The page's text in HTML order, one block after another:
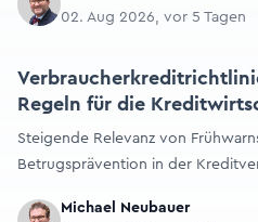
02. Aug 2026, vor 5 Tagen
Regeln für die
Steigende Relevanz von
Betrugsprävention in der
Michael Neubauer